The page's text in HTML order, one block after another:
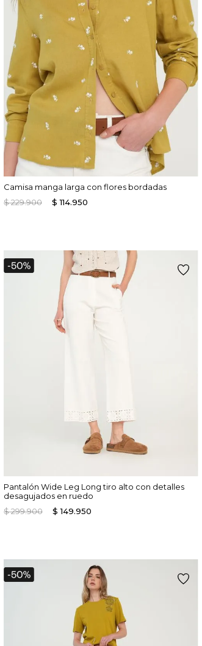
Camisa manga larga con flores bordadas
$229.900 $ 114.950
Pantalón Wide Leg Long tiro alto con detalles
desagujados en ruedo
$299.900 $ 149.950